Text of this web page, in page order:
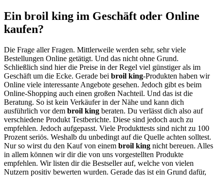
Ein broil king im Geschäft oder Online
kaufen?
Die Frage aller Fragen. Mittlerweile werden sehr, sehr viele
Bestellungen Online getätigt. Und das nicht ohne Grund.
Schließlich sind hier die Preise in der Regel viel günstiger als im
Geschäft um die Ecke. Gerade bei broil king-Produkten haben wir
Online viele interessante Angebote gesehen. Jedoch gibt es beim
Online-Shopping auch einen großen Nachteil. Und das ist die
Beratung. So ist kein Verkäufer in der Nähe und kann dich
ausführlich vor dem broil king beraten. Du verlässt dich also auf
verschiedene Produkt Testberichte. Diese sind jedoch auch zu
empfehlen. Jedoch aufgepasst. Viele Produkttests sind nicht zu 100
Prozent seriös. Weshalb du unbedingt auf die Quelle achten solltest.
Nur so wirst du den Kauf von einem broil king nicht bereuen. Alles
in allem können wir dir die von uns vorgestellten Produkte
empfehlen. Wir listen dir die Bestseller auf, welche von vielen
Nutzern positiv bewerten wurden. Gerade das ist ein Grund dafür,